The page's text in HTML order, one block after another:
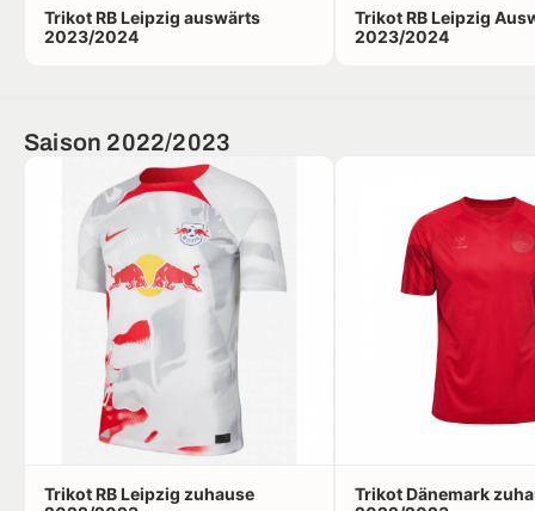
Trikot RB Leipzig auswärts
2023/2024
Trikot RB Leipzig
2023/2024
Saison 2022/2023
Trikot RB Leipzig zuhause
Trikot Dänemark